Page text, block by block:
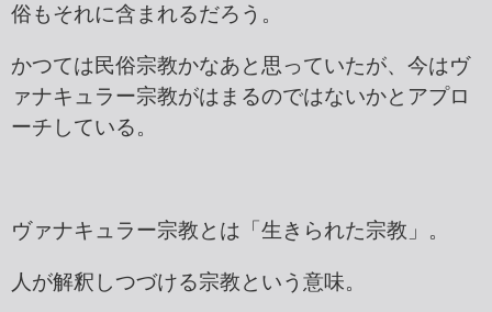
俗もそれに含まれるだろう。
かつては民俗宗教かなあと思っていたが、今はヴ
ァナキュラー宗教がはまるのではないかとアプロ
ーチしている。
ヴァナキュラー宗教とは「生きられた宗教」。
人が解釈しつづける宗教という意味。